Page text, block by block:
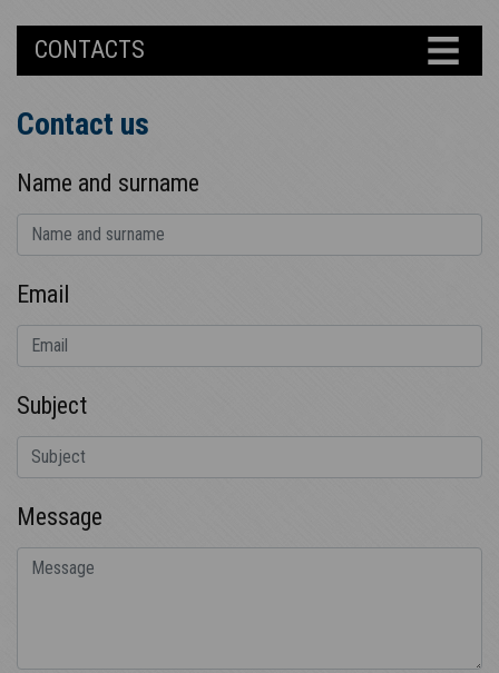
CONTACTS
Contact us
Name and surname
Email
Subject
Message